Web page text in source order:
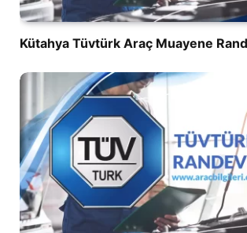
Kütahya Tüvtürk Araç Muayene